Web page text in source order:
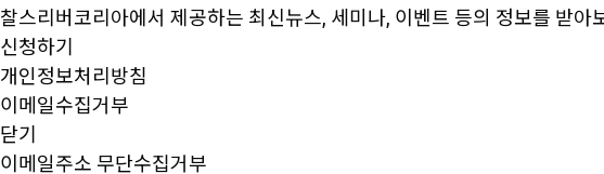
찰스리버코리아에서 제공하는 최신뉴스, 세미나, 이벤트 등의 정보를 받아
신청하기
개인정보처리방침
이메일수집거부
닫기
이메일주소 무단수집거부